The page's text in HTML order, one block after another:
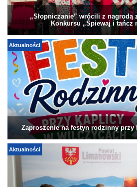
„Słopniczanie” wrócili z nagrodą
Konkursu „Śpiewaj i tańcz
Aktualności
Zaproszenie na festyn rodzinny przy
Aktualności